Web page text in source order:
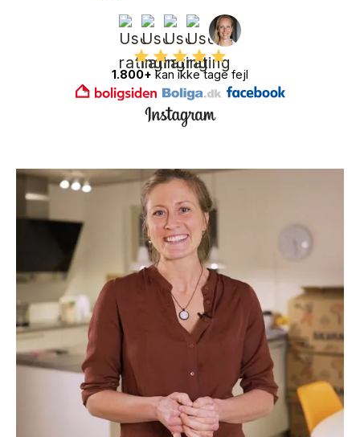
1.800+ kan ikke tage fejl